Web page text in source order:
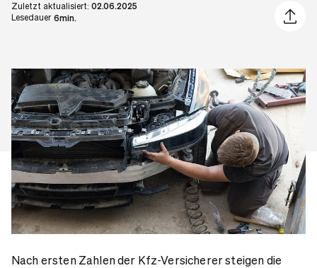
Zuletzt aktualisiert: 02.06.2025
Lesedauer 6min.
Artikel
Nach ersten Zahlen der Kfz-Versicherer steigen die